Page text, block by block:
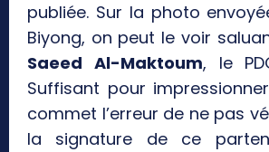
publiée. Sur la photo
Biyong, on peut le voir
Saeed Al-Maktoum, le
Suffisant pour
commet l’erreur de ne pas
la signature de ce